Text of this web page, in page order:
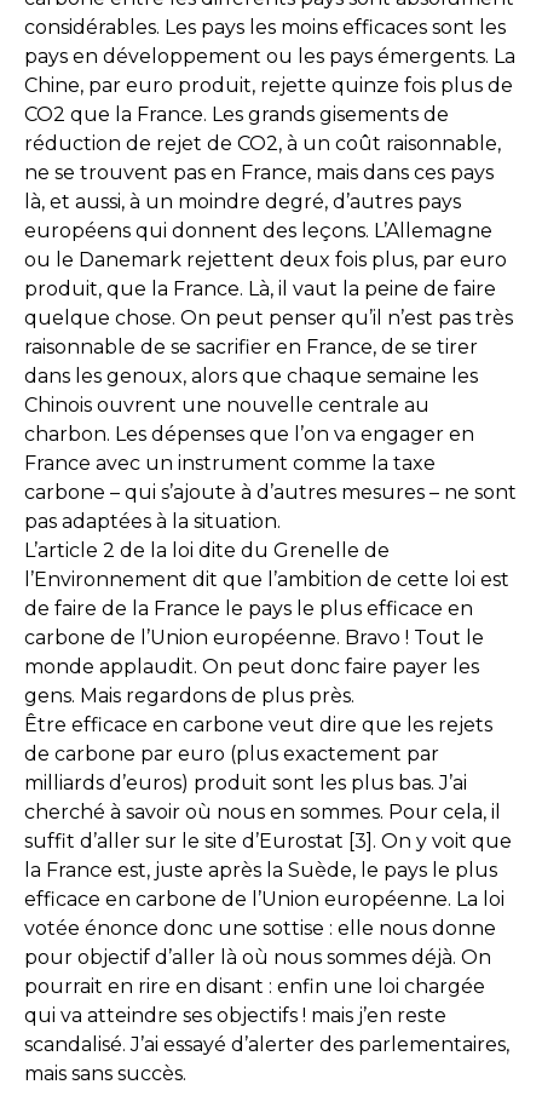
considérables. Les pays les moins efficaces sont les
pays en développement ou les pays émergents. La
Chine, par euro produit, rejette quinze fois plus de
CO2 que la France. Les grands gisements de
réduction de rejet de CO2, à un coût raisonnable,
ne se trouvent pas en France, mais dans ces pays
là, et aussi, à un moindre degré, d’autres pays
européens qui donnent des leçons. L’Allemagne
ou le Danemark rejettent deux fois plus, par euro
produit, que la France. Là, il vaut la peine de faire
quelque chose. On peut penser qu’il n’est pas très
raisonnable de se sacrifier en France, de se tirer
dans les genoux, alors que chaque semaine les
Chinois ouvrent une nouvelle centrale au
charbon. Les dépenses que l’on va engager en
France avec un instrument comme la taxe
carbone – qui s’ajoute à d’autres mesures – ne sont
pas adaptées à la situation.
L’article 2 de la loi dite du Grenelle de
l’Environnement dit que l’ambition de cette loi est
de faire de la France le pays le plus efficace en
carbone de l’Union européenne. Bravo ! Tout le
monde applaudit. On peut donc faire payer les
gens. Mais regardons de plus près.
Être efficace en carbone veut dire que les rejets
de carbone par euro (plus exactement par
milliards d’euros) produit sont les plus bas. J’ai
cherché à savoir où nous en sommes. Pour cela, il
suffit d’aller sur le site d’Eurostat [3]. On y voit que
la France est, juste après la Suède, le pays le plus
efficace en carbone de l’Union européenne. La loi
votée énonce donc une sottise : elle nous donne
pour objectif d’aller là où nous sommes déjà. On
pourrait en rire en disant : enfin une loi chargée
qui va atteindre ses objectifs ! mais j’en reste
scandalisé. J’ai essayé d’alerter des parlementaires,
mais sans succès.